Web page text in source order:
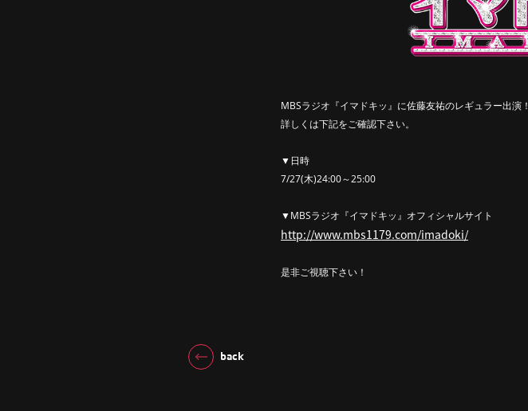
MBSラジオ『イマドキッ』に佐藤友祐のレギュラー出演！
詳しくは下記をご確認下さい。
▼日時
7/27(木)24:00～25:00
▼MBSラジオ『イマドキッ』オフィシャルサイト
http://www.mbs1179.com/imadoki/
是非ご視聴下さい！
back